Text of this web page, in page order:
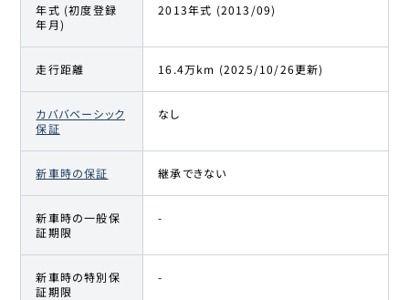
年式 (初度登録
年月)
2013年式 (2013/09)
走行距離 16.4万km (2025/10/26更新)
カババベーシック
保証
なし
新車時の保証 継承できない
新車時の一般保
証期限
-
新車時の特別保
証期限
-